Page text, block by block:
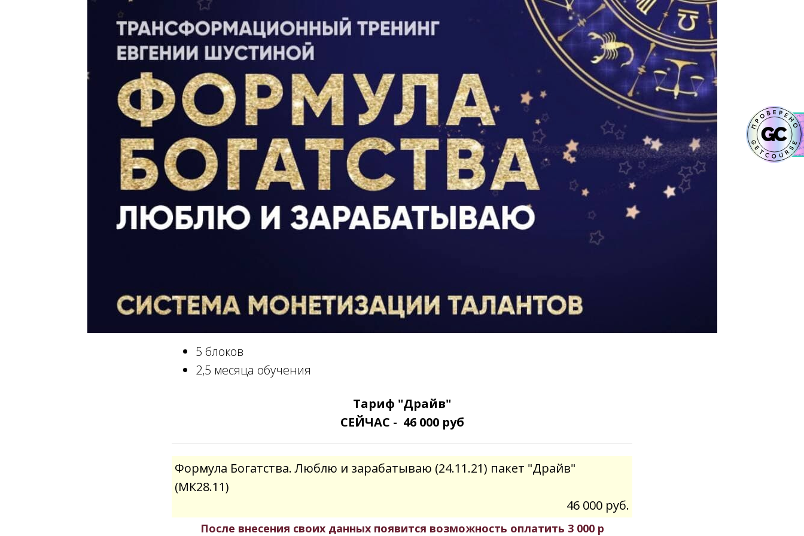
5 блоков
2,5 месяца обучения
Тариф "Драйв"
СЕЙЧАС - 46 000 руб
Формула Богатства. Люблю и зарабатываю (24.11.21) пакет "Драйв"
(МК28.11)
46 000 руб.
После внесения своих данных появится возможность оплатить 3 000 р